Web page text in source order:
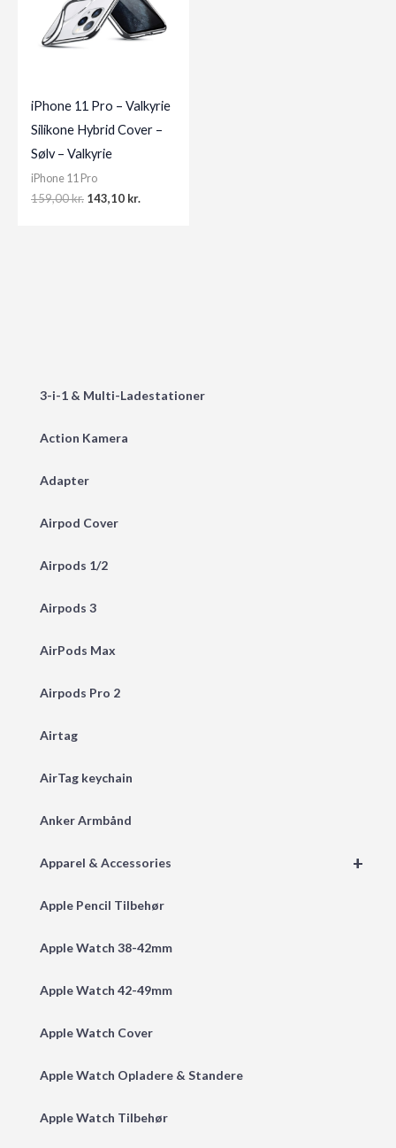
3-i-1 & Multi-Ladestationer
Action Kamera
Adapter
Airpod Cover
Airpods 1/2
Airpods 3
AirPods Max
Airpods Pro 2
Airtag
AirTag keychain
Anker Armbånd
+
Apparel & Accessories
Apple Pencil Tilbehør
Apple Watch 38-42mm
Apple Watch 42-49mm
Apple Watch Cover
Apple Watch Opladere & Standere
Apple Watch Tilbehør
iPhone 11 Pro – Valkyrie
Silikone Hybrid Cover –
Sølv – Valkyrie
iPhone 11 Pro
159,00kr. Original
143,10 kr.Current